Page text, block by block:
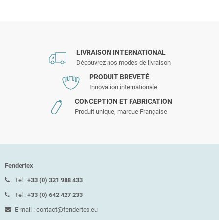
LIVRAISON INTERNATIONAL
Découvrez nos modes de livraison
PRODUIT BREVETÉ
Innovation internationale
CONCEPTION ET FABRICATION
Produit unique, marque Française
Fendertex
Tel : +33 (0) 321 988 433
Tel : +33 (0) 642 427 233
E-mail : contact@fendertex.eu